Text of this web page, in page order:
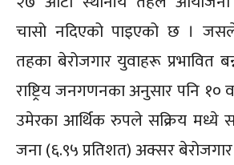
चासो नदिएको पाइएको छ । जसले
तहका बेरोजगार युवाहरू प्रभावित
राष्ट्रिय जनगणनका अनुसार पनि १०
उमेरका आर्थिक रुपले सक्रिय मध्ये
जना (६.९५ प्रतिशत) अक्सर